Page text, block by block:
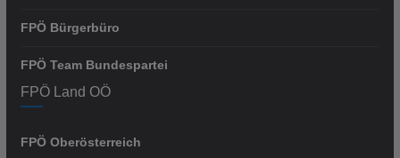
FPÖ Bürgerbüro
FPÖ Team Bundespartei
FPÖ Land OÖ
FPÖ Oberösterreich